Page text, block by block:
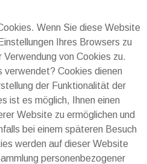
Wenn Sie diese Website
Ihres Browsers zu
von Cookies zu.
verwendet? Cookies dienen
der Funktionalität der
ist es möglich, Ihnen einen
Website zu ermöglichen und
bei einem späteren Besuch
werden auf dieser Website
personenbezogener